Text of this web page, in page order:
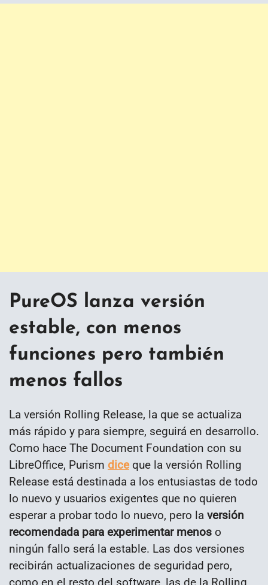
PureOS lanza versión
estable, con menos
funciones pero también
menos fallos
La versión Rolling Release, la que se actualiza
más rápido y para siempre, seguirá en desarrollo.
Como hace The Document Foundation con su
LibreOffice, Purism diceque la versión Rolling
Release está destinada a los entusiastas de todo
lo nuevo y usuarios exigentes que no quieren
esperar a probar todo lo nuevo, pero la versión
recomendada para experimentar menos o
ningún fallo será la estable. Las dos versiones
recibirán actualizaciones de seguridad pero,
como en el resto del software, las de la Rolling